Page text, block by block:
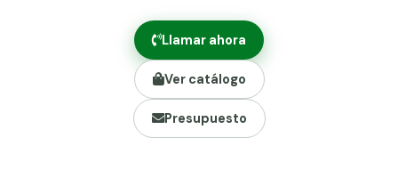
Abrazadera PVC malla H.
Grapa malla H.
Grapadora
Llamar ahora
Ver catálogo
Presupuesto